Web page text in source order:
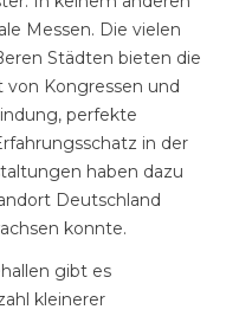
Messen. Die vielen
Städten bieten die
Kongressen und
perfekte
in der
haben dazu
Deutschland
konnte.
gibt es
kleinerer